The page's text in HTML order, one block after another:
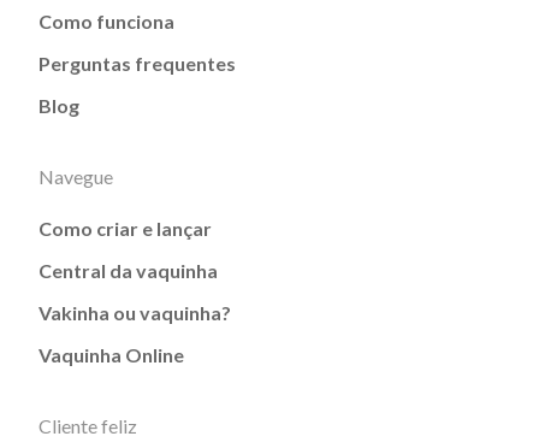
Como funciona
Perguntas frequentes
Blog
Navegue
Como criar e lançar
Central da vaquinha
Vakinha ou vaquinha?
Vaquinha Online
Cliente feliz